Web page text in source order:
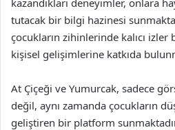
kazandıkları deneyimler, onlara
tutacak bir bilgi hazinesi
çocukların zihinlerinde kalıcı izler
kişisel gelişimlerine katkıda
At Çiçeği ve Yumurcak, sadece
değil, aynı zamanda çocukların
geliştiren bir platform